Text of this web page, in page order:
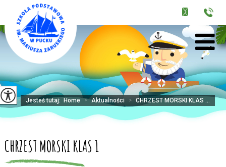
Jesteś tutaj: Home > Aktualności > CHRZEST MORSKI KLAS ...
CHRZEST MORSKI KLAS 1